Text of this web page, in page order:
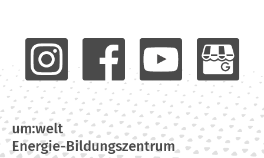
um:welt
Energie-Bildungszentrum